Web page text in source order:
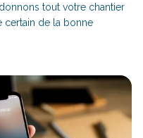
tout votre chantier
certain de la bonne